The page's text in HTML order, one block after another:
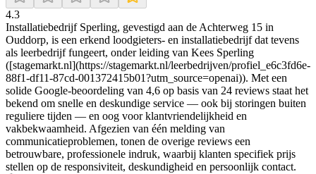
4.3
Installatiebedrijf Sperling, gevestigd aan de Achterweg 15 in
Ouddorp, is een erkend loodgieters- en installatiebedrijf dat tevens
als leerbedrijf fungeert, onder leiding van Kees Sperling
([stagemarkt.nl](https://stagemarkt.nl/leerbedrijven/profiel_e6c3fd6e-
88f1-df11-87cd-001372415b01?utm_source=openai)). Met een
solide Google-beoordeling van 4,6 op basis van 24 reviews staat het
bekend om snelle en deskundige service — ook bij storingen buiten
reguliere tijden — en oog voor klantvriendelijkheid en
vakbekwaamheid. Afgezien van één melding van
communicatieproblemen, tonen de overige reviews een
betrouwbare, professionele indruk, waarbij klanten specifiek prijs
stellen op de responsiviteit, deskundigheid en persoonlijk contact.